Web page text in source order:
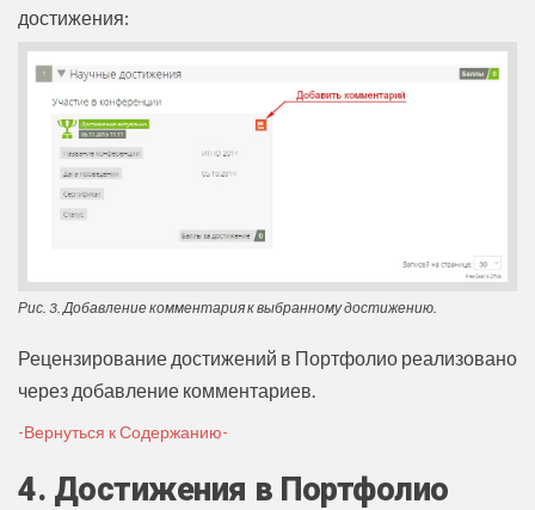
достижения:
Рис. 3. Добавление комментария к выбранному достижению.
Рецензирование достижений в Портфолио реализовано
через добавление комментариев.
-Вернуться к Содержанию-
4. Достижения в Портфолио